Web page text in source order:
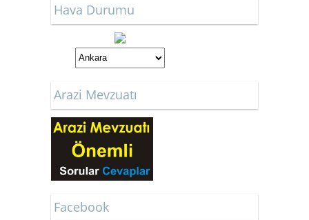
Hava Durumu
Arazi Mevzuatı
Facebook